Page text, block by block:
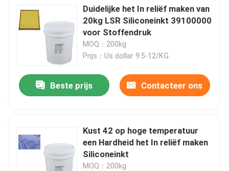
Duidelijke het In reliëf maken van
20kg LSR Siliconeinkt 39100000
voor Stoffendruk
MOQ：200kg
Prijs：Us dollar 9.5-12/KG
Beste prijs Contacteer ons
Kust 42 op hoge temperatuur
een Hardheid het In reliëf maken
Siliconeinkt
MOQ：200kg